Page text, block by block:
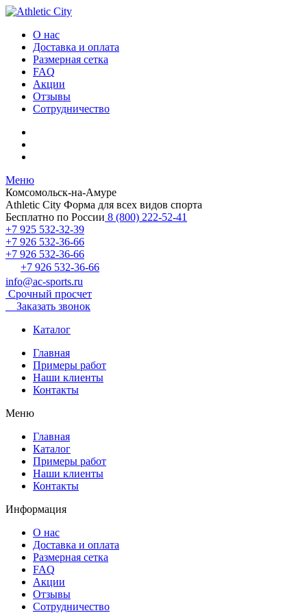
О нас
Доставка и оплата
Размерная сетка
FAQ
Акции
Отзывы
Сотрудничество
Меню
Комсомольск-на-Амуре
Athletic City Форма для всех видов спорта
Бесплатно по России 8 (800) 222-52-41
+7 925 532-32-39
+7 926 532-36-66
+7 926 532-36-66
+7 926 532-36-66
info@ac-sports.ru
Срочный просчет
Заказать звонок
Каталог
Главная
Примеры работ
Наши клиенты
Контакты
Меню
Главная
Каталог
Примеры работ
Наши клиенты
Контакты
Информация
О нас
Доставка и оплата
Размерная сетка
FAQ
Акции
Отзывы
Сотрудничество